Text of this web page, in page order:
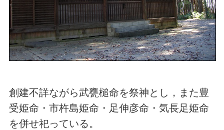
創建不詳ながら武甕槌命を祭神とし，また豊
受姫命・市杵島姫命・足伸彦命・気長足姫命
を併せ祀っている。